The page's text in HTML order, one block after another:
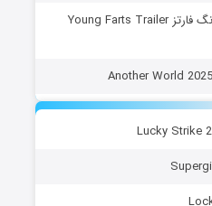
دانلود مستند قطعات تریلر یانگ فارتز Young Farts Trailer